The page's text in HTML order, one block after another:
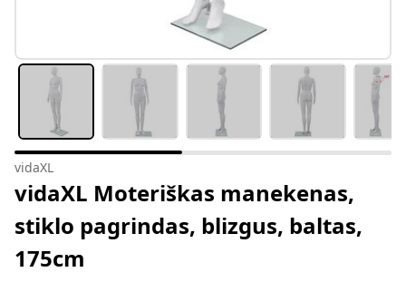
vidaXL
vidaXL Moteriškas manekenas,
stiklo pagrindas, blizgus, baltas,
175cm